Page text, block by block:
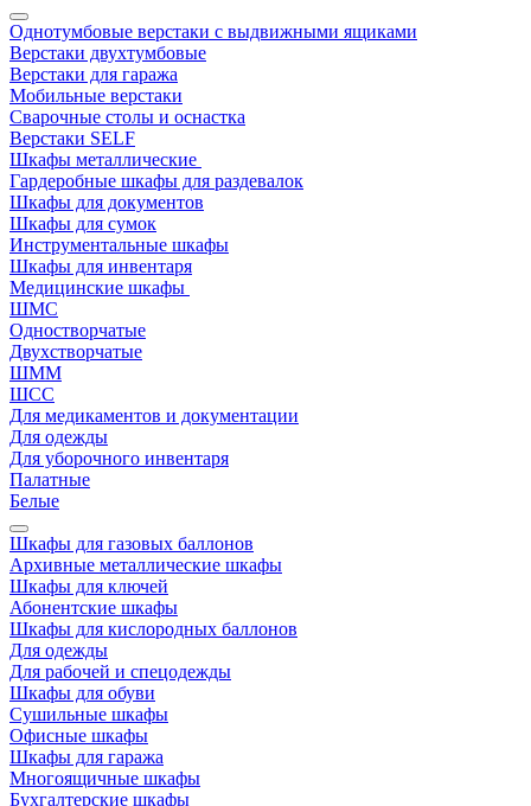
Однотумбовые верстаки с выдвижными ящиками
Верстаки двухтумбовые
Верстаки для гаража
Мобильные верстаки
Сварочные столы и оснастка
Верстаки SELF
Шкафы металлические
Гардеробные шкафы для раздевалок
Шкафы для документов
Шкафы для сумок
Инструментальные шкафы
Шкафы для инвентаря
Медицинские шкафы
ШМС
Одностворчатые
Двухстворчатые
ШММ
ШСС
Для медикаментов и документации
Для одежды
Для уборочного инвентаря
Палатные
Белые
Шкафы для газовых баллонов
Архивные металлические шкафы
Шкафы для ключей
Абонентские шкафы
Шкафы для кислородных баллонов
Для одежды
Для рабочей и спецодежды
Шкафы для обуви
Сушильные шкафы
Офисные шкафы
Шкафы для гаража
Многоящичные шкафы
Бухгалтерские шкафы